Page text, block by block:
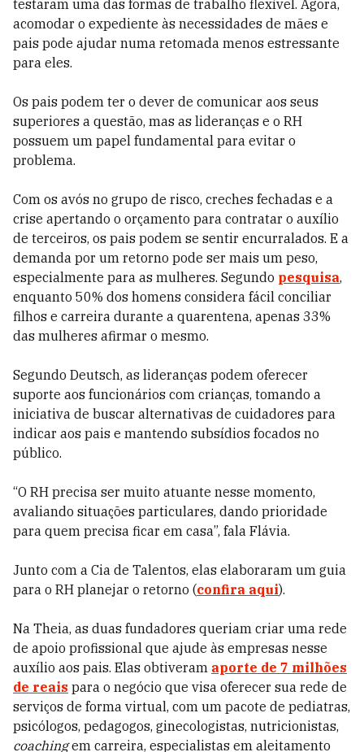
testaram uma das formas de trabalho flexível. Agora,
acomodar o expediente às necessidades de mães e
pais pode ajudar numa retomada menos estressante
para eles.
Os pais podem ter o dever de comunicar aos seus
superiores a questão, mas as lideranças e o RH
possuem um papel fundamental para evitar o
problema.
Com os avós no grupo de risco, creches fechadas e a
crise apertando o orçamento para contratar o auxílio
de terceiros, os pais podem se sentir encurralados. E a
demanda por um retorno pode ser mais um peso,
especialmente para as mulheres. Segundo pesquisa,
enquanto 50% dos homens considera fácil conciliar
filhos e carreira durante a quarentena, apenas 33%
das mulheres afirmar o mesmo.
Segundo Deutsch, as lideranças podem oferecer
suporte aos funcionários com crianças, tomando a
iniciativa de buscar alternativas de cuidadores para
indicar aos pais e mantendo subsídios focados no
público.
“O RH precisa ser muito atuante nesse momento,
avaliando situações particulares, dando prioridade
para quem precisa ficar em casa”, fala Flávia.
Junto com a Cia de Talentos, elas elaboraram um guia
para o RH planejar o retorno (confira aqui).
Na Theia, as duas fundadores queriam criar uma rede
de apoio profissional que ajude às empresas nesse
auxílio aos pais. Elas obtiveram aporte de 7 milhões
de reais para o negócio que visa oferecer sua rede de
serviços de forma virtual, com um pacote de pediatras,
psicólogos, pedagogos, ginecologistas, nutricionistas,
coachingem carreira, especialistas em aleitamento